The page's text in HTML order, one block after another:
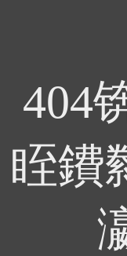
404
眰鐨